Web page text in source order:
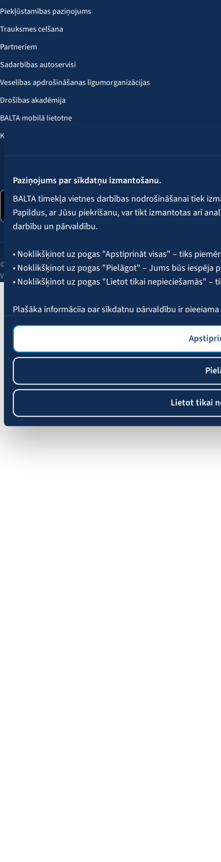
Paziņojums par sīkdatņu izmantošanu.
BALTA tīmekļa vietnes darbības nodrošināšanai tiek
Papildus, ar Jūsu piekrišanu, var tikt izmantotas arī
darbību un pārvaldību.
• Noklikšķinot uz pogas "Apstiprināt visas" – tiks
• Noklikšķinot uz pogas "Pielāgot" – Jums būs iespēja
• Noklikšķinot uz pogas "Lietot tikai nepieciešamās" –
Plašāka informācija par sīkdatņu pārvaldību ir pieejama
Lietot tikai
Piekļūstamības paziņojums
Trauksmes celšana
Partneriem
Sadarbības autoservisi
Veselības apdrošināšanas līgumorganizācijas
Drošības akadēmija
BALTA mobilā lietotne
Klientu labumi
© 2026 AAS BALTA | Skanstes iela 25, Rīga, LV-1013, Latvija.
Vienotais reģ. Nr. 40003049409.